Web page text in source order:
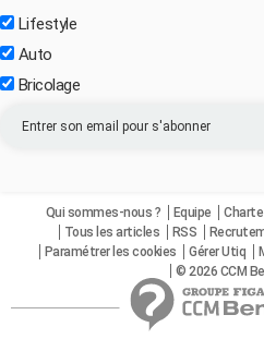
Lifestyle
Auto
Bricolage
Qui sommes-nous ? Equipe
Tous les articles
RSS
Paramétrer les cookies
Gérer Utiq
© 2026 CCM